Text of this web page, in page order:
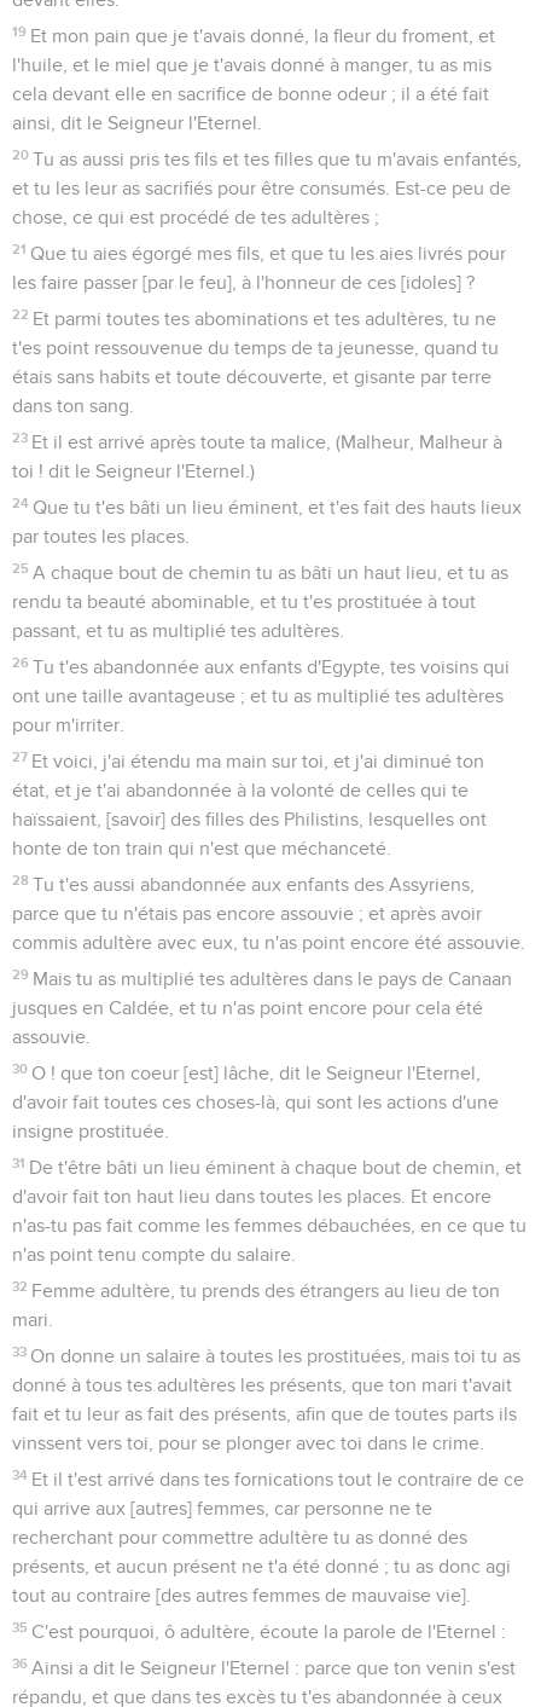
19 Et mon pain que je t'avais donné, la fleur du froment, et
l'huile, et le miel que je t'avais donné à manger, tu as mis
cela devant elle en sacrifice de bonne odeur ; il a été fait
ainsi, dit le Seigneur l'Eternel.
20 Tu as aussi pris tes fils et tes filles que tu m'avais enfantés,
et tu les leur as sacrifiés pour être consumés. Est-ce peu de
chose, ce qui est procédé de tes adultères ;
21 Que tu aies égorgé mes fils, et que tu les aies livrés pour
les faire passer [par le feu], à l'honneur de ces [idoles] ?
22 Et parmi toutes tes abominations et tes adultères, tu ne
t'es point ressouvenue du temps de ta jeunesse, quand tu
étais sans habits et toute découverte, et gisante par terre
dans ton sang.
23 Et il est arrivé après toute ta malice, (Malheur, Malheur à
toi ! dit le Seigneur l'Eternel.)
24 Que tu t'es bâti un lieu éminent, et t'es fait des hauts lieux
par toutes les places.
25 A chaque bout de chemin tu as bâti un haut lieu, et tu as
rendu ta beauté abominable, et tu t'es prostituée à tout
passant, et tu as multiplié tes adultères.
26 Tu t'es abandonnée aux enfants d'Egypte, tes voisins qui
ont une taille avantageuse ; et tu as multiplié tes adultères
pour m'irriter.
27 Et voici, j'ai étendu ma main sur toi, et j'ai diminué ton
état, et je t'ai abandonnée à la volonté de celles qui te
haïssaient, [savoir] des filles des Philistins, lesquelles ont
honte de ton train qui n'est que méchanceté.
28 Tu t'es aussi abandonnée aux enfants des Assyriens,
parce que tu n'étais pas encore assouvie ; et après avoir
commis adultère avec eux, tu n'as point encore été assouvie.
29 Mais tu as multiplié tes adultères dans le pays de Canaan
jusques en Caldée, et tu n'as point encore pour cela été
assouvie.
30 O ! que ton coeur [est] lâche, dit le Seigneur l'Eternel,
d'avoir fait toutes ces choses-là, qui sont les actions d'une
insigne prostituée.
31 De t'être bâti un lieu éminent à chaque bout de chemin, et
d'avoir fait ton haut lieu dans toutes les places. Et encore
n'as-tu pas fait comme les femmes débauchées, en ce que tu
n'as point tenu compte du salaire.
32 Femme adultère, tu prends des étrangers au lieu de ton
mari.
33 On donne un salaire à toutes les prostituées, mais toi tu as
donné à tous tes adultères les présents, que ton mari t'avait
fait et tu leur as fait des présents, afin que de toutes parts ils
vinssent vers toi, pour se plonger avec toi dans le crime.
34 Et il t'est arrivé dans tes fornications tout le contraire de ce
qui arrive aux [autres] femmes, car personne ne te
recherchant pour commettre adultère tu as donné des
présents, et aucun présent ne t'a été donné ; tu as donc agi
tout au contraire [des autres femmes de mauvaise vie].
35 C'est pourquoi, ô adultère, écoute la parole de l'Eternel :
36 Ainsi a dit le Seigneur l'Eternel : parce que ton venin s'est
répandu, et que dans tes excès tu t'es abandonnée à ceux